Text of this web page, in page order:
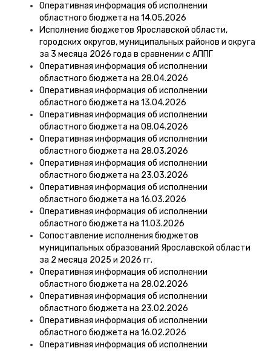
Оперативная информация об исполнении
областного бюджета на 14.05.2026
Исполнение бюджетов Ярославской области,
городских округов, муниципальных районов и округа
за 3 месяца 2026 года в сравнении с АППГ
Оперативная информация об исполнении
областного бюджета на 28.04.2026
Оперативная информация об исполнении
областного бюджета на 13.04.2026
Оперативная информация об исполнении
областного бюджета на 08.04.2026
Оперативная информация об исполнении
областного бюджета на 28.03.2026
Оперативная информация об исполнении
областного бюджета на 23.03.2026
Оперативная информация об исполнении
областного бюджета на 16.03.2026
Оперативная информация об исполнении
областного бюджета на 11.03.2026
Сопоставление исполнения бюджетов
муниципальных образований Ярославской области
за 2 месяца 2025 и 2026 гг.
Оперативная информация об исполнении
областного бюджета на 28.02.2026
Оперативная информация об исполнении
областного бюджета на 23.02.2026
Оперативная информация об исполнении
областного бюджета на 16.02.2026
Оперативная информация об исполнении